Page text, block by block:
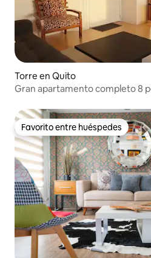
Torre en Quito
Gran apartamento completo 8
Favorito entre huéspedes
Favorito entre huéspedes